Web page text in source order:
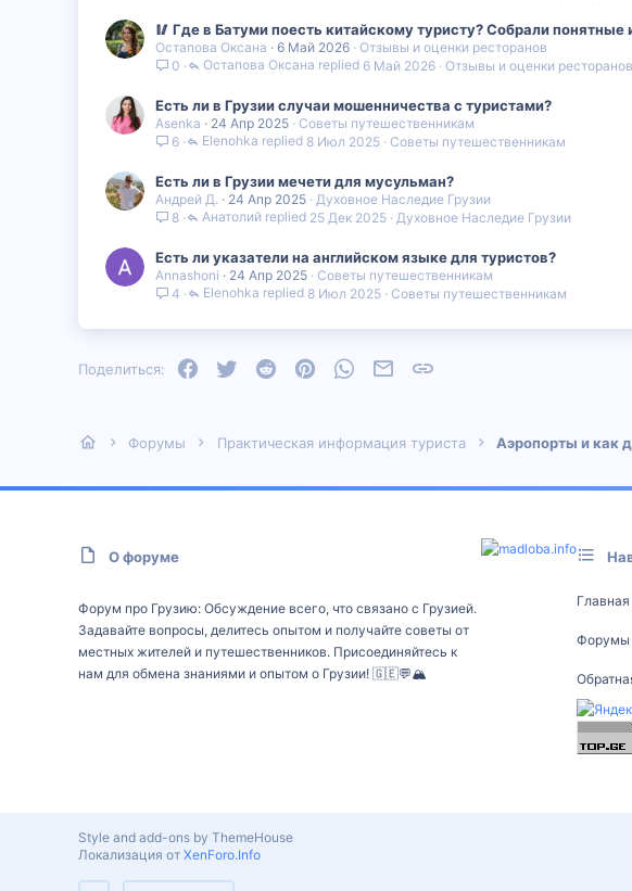
🥢 Где в Батуми поесть китайскому туристу? Собрали понятные
Остапова Оксана 6 Май 2026 Отзывы и оценки ресторанов
0
Отзывы и оценки ресторанов
6 Май 2026
Остапова Оксана
Есть ли в Грузии случаи мошенничества с туристами?
Asenka 24 Апр 2025 Советы путешественникам
6
Советы путешественникам
8 Июл 2025
Elenohka
Есть ли в Грузии мечети для мусульман?
Андрей Д. 24 Апр 2025
Духовное Наследие Грузии
8
Духовное Наследие Грузии
25 Дек 2025
Анатолий
Есть ли указатели на английском языке для туристов?
Annashoni 24 Апр 2025 Советы путешественникам
4
Советы путешественникам
8 Июл 2025
Elenohka
Поделиться: Facebook
Twitter Reddit PinterestWhatsAppЭлектронная почта
Форумы Практическая информация туриста Аэропорты и как
О форуме
Форум про Грузию: Обсуждение всего, что связано с Грузией.
Задавайте вопросы, делитесь опытом и получайте советы от
местных жителей и путешественников. Присоединяйтесь к
нам для обмена знаниями и опытом о Грузии! 🇬🇪💬🏔️
Главная
Форумы
Style and add-ons by ThemeHouse
Локализация от XenForo.Info